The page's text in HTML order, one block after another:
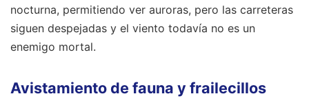
nocturna, permitiendo ver auroras, pero las carreteras
siguen despejadas y el viento todavía no es un
enemigo mortal.
Avistamiento de fauna y frailecillos